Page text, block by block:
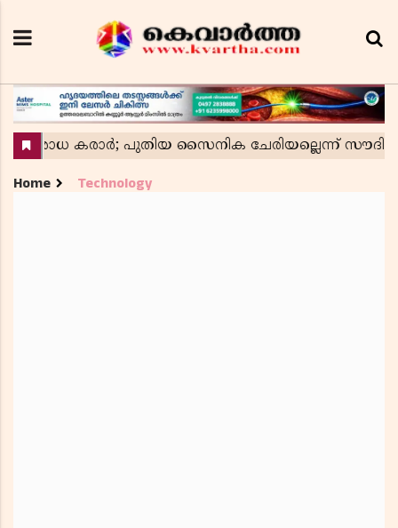
Home Technology